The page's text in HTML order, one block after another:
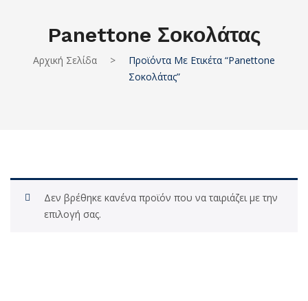
Panettone Σοκολάτας
Αρχική Σελίδα >
Προϊόντα Με Ετικέτα “panettone
Σοκολάτας”
Δεν βρέθηκε κανένα προϊόν που να ταιριάζει με την
επιλογή σας.